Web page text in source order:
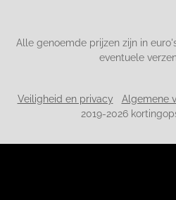
Alle genoemde prijzen zijn in
eventuele
Veiligheid en privacy Algemene
2019-2026